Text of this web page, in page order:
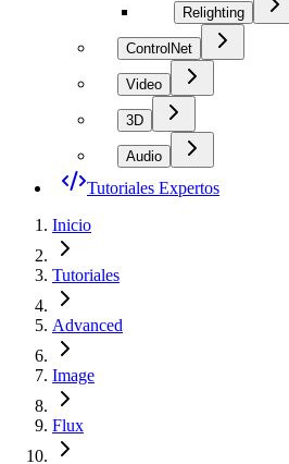
Relighting
ControlNet
Video
3D
Audio
Tutoriales Expertos
Inicio
Tutoriales
Advanced
Image
Flux